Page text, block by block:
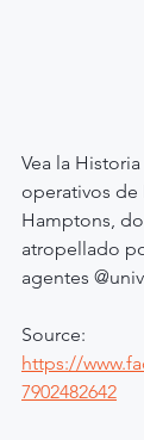
Vea la
operativos de
Hamptons,
atropellado
agentes
Source:
https://
7902482642